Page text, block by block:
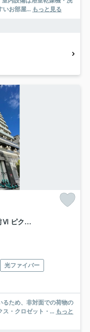
いお部屋... もっと見る
エステムコート神戸ハーバーランド前Ⅵ ピクシス
光ファイバー
るため、非対面での荷物の
ス・クロゼット・... もっと